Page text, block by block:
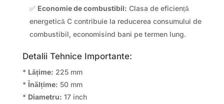
✅ Economie de combustibil: Clasa de eficiență
energetică C contribuie la reducerea consumului de
combustibil, economisind bani pe termen lung.
Detalii Tehnice Importante:
* Lățime: 225 mm
*Înălțime: 50 mm
* Diametru: 17 inch